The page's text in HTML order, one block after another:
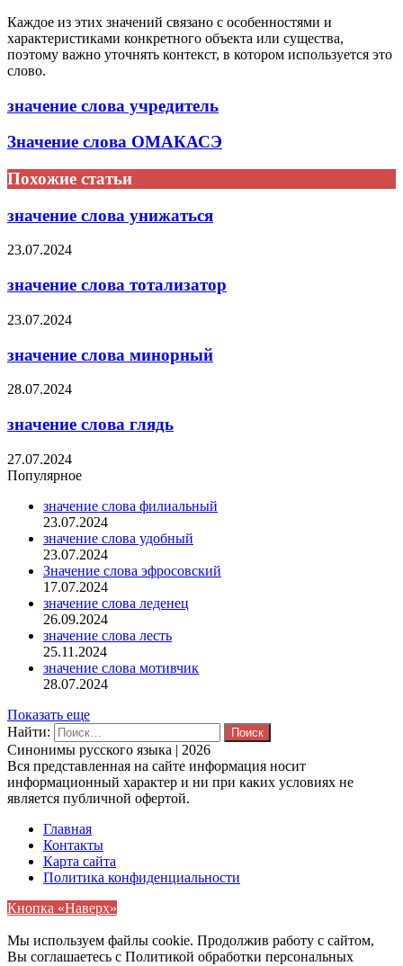
Каждое из этих значений связано с особенностями и
характеристиками конкретного объекта или существа,
поэтому важно уточнять контекст, в котором используется это
слово.
значение слова учредитель
Значение слова ОМАКАСЭ
Похожие статьи
значение слова унижаться
23.07.2024
значение слова тотализатор
23.07.2024
значение слова минорный
28.07.2024
значение слова глядь
27.07.2024
Популярное
значение слова филиальный
23.07.2024
значение слова удобный
23.07.2024
Значение слова эфросовский
17.07.2024
значение слова леденец
26.09.2024
значение слова лесть
25.11.2024
значение слова мотивчик
28.07.2024
Показать еще
Найти:
Синонимы русского языка | 2026
Вся представленная на сайте информация носит
информационный характер и ни при каких условиях не
является публичной офертой.
Главная
Контакты
Карта сайта
Политика конфиденциальности
Кнопка «Наверх»
Мы используем файлы cookie. Продолжив работу с сайтом,
Вы соглашаетесь с Политикой обработки персональных